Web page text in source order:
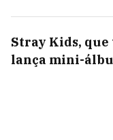
Stray Kids, que
lança mini-